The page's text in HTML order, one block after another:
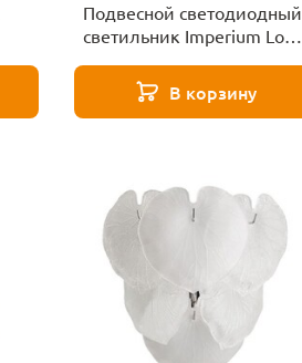
Подвесной светодиодный
светильник Imperium Loft
В корзину